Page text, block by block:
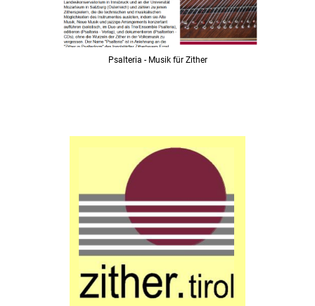
Psalteria - Musik für Zither